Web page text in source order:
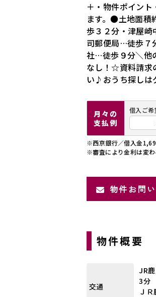
＋・物件ポイン
ます。●土地面積
歩３２分・津屋
司郵便局…徒歩７
社…徒歩９分＼他
なし！☆資料請求
い♪おうち探しは
月々の
支払例
借入ご希
※西京銀行／借入金
※審査により金利は変わ
物件お問
物件概要
交通
JR
3分
Ｊ